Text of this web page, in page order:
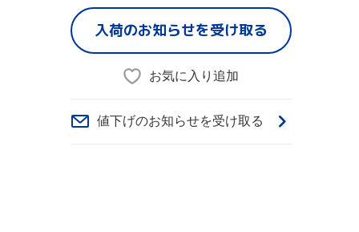
入荷のお知らせを受け取る
お気に入り追加
値下げのお知らせを受け取る